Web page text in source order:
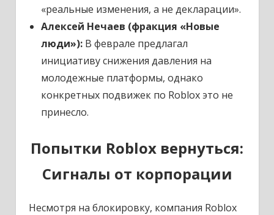
«реальные изменения, а не декларации».
Алексей Нечаев (фракция «Новые
люди»):В феврале предлагал
инициативу снижения давления на
молодежные платформы, однако
конкретных подвижек по Roblox это не
принесло.
Попытки Roblox вернуться:
Сигналы от корпорации
Несмотря на блокировку, компания Roblox